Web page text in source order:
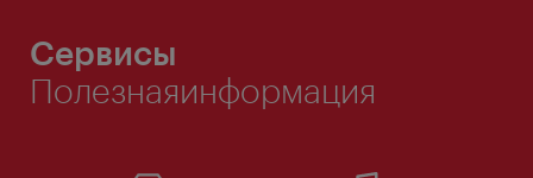
Сервисы
Полезнаяинформация